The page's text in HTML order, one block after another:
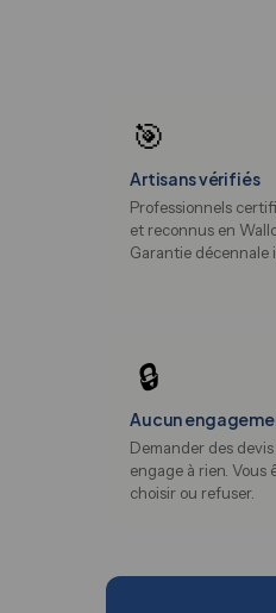
🎯
Artisans vérifiés
Professionnels
et reconnus en
Garantie décennale
🔒
Aucun
Demander des
engage à rien. Vous
choisir ou refuser.